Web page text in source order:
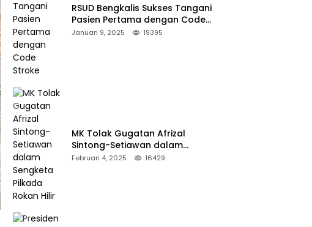
RSUD Bengkalis Sukses Tangani
Pasien Pertama dengan Code
Stroke
Januari 9, 2025 19395
MK Tolak Gugatan Afrizal
Sintong-Setiawan dalam
Sengketa Pilkada Rokan Hilir
Februari 4, 2025 16429